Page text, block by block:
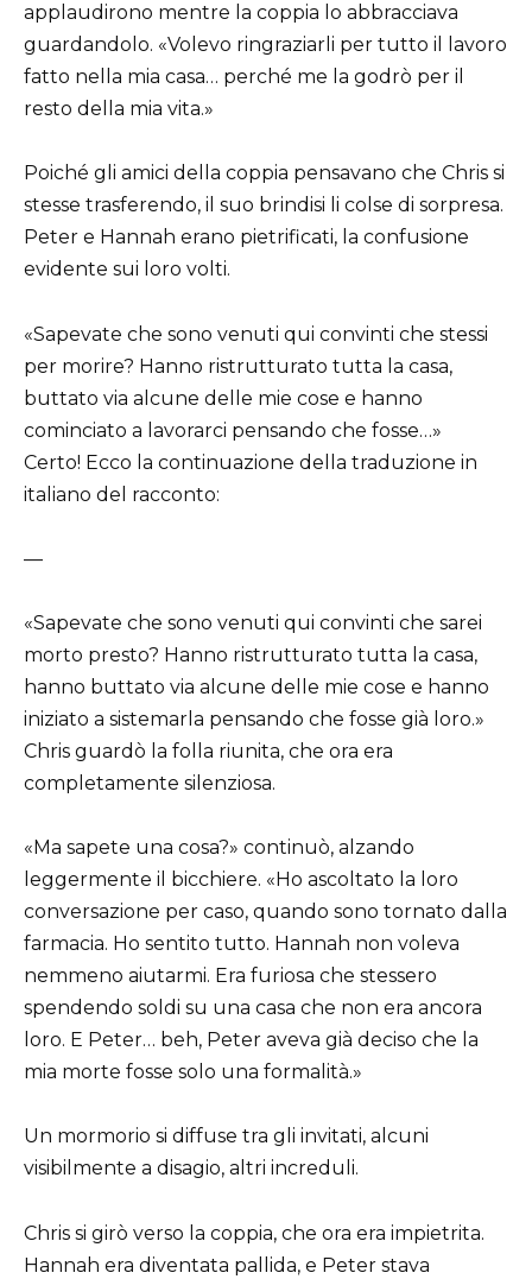
applaudirono mentre la coppia lo abbracciava
guardandolo. «Volevo ringraziarli per tutto il lavoro
fatto nella mia casa… perché me la godrò per il
resto della mia vita.»
Poiché gli amici della coppia pensavano che Chris si
stesse trasferendo, il suo brindisi li colse di sorpresa.
Peter e Hannah erano pietrificati, la confusione
evidente sui loro volti.
«Sapevate che sono venuti qui convinti che stessi
per morire? Hanno ristrutturato tutta la casa,
buttato via alcune delle mie cose e hanno
cominciato a lavorarci pensando che fosse…»
Certo! Ecco la continuazione della traduzione in
italiano del racconto:
—
«Sapevate che sono venuti qui convinti che sarei
morto presto? Hanno ristrutturato tutta la casa,
hanno buttato via alcune delle mie cose e hanno
iniziato a sistemarla pensando che fosse già loro.»
Chris guardò la folla riunita, che ora era
completamente silenziosa.
«Ma sapete una cosa?» continuò, alzando
leggermente il bicchiere. «Ho ascoltato la loro
conversazione per caso, quando sono tornato dalla
farmacia. Ho sentito tutto. Hannah non voleva
nemmeno aiutarmi. Era furiosa che stessero
spendendo soldi su una casa che non era ancora
loro. E Peter… beh, Peter aveva già deciso che la
mia morte fosse solo una formalità.»
Un mormorio si diffuse tra gli invitati, alcuni
visibilmente a disagio, altri increduli.
Chris si girò verso la coppia, che ora era impietrita.
Hannah era diventata pallida, e Peter stava